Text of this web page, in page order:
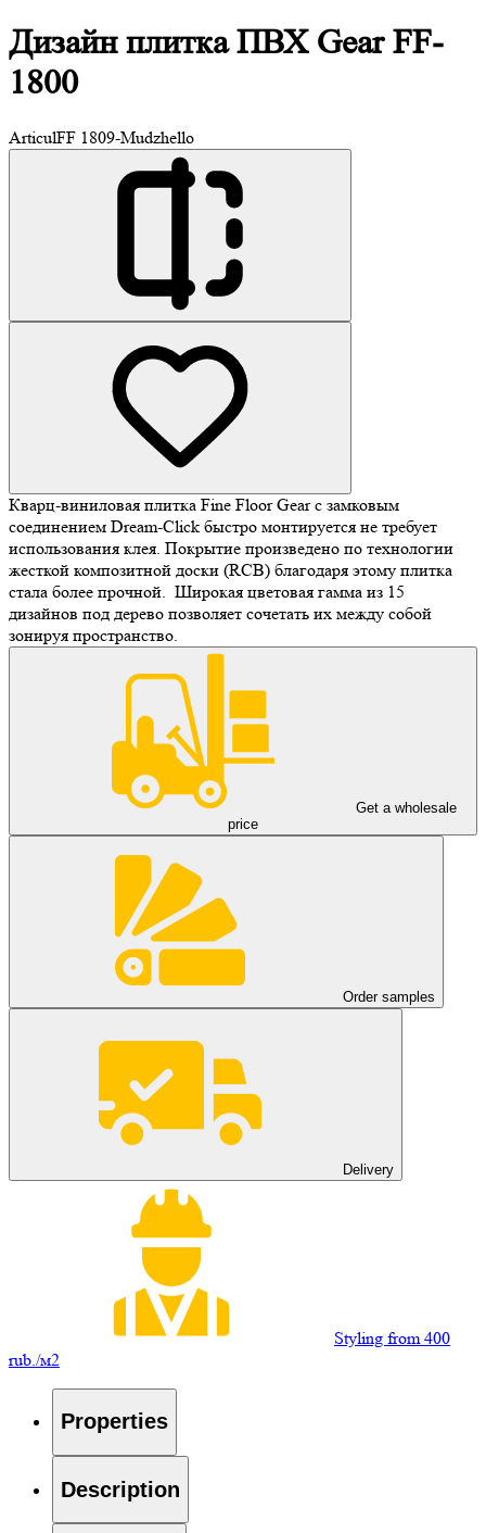
Дизайн плиткаПВХ Gear FF-
1800
ArticulFF 1809-Mudzhello
Кварц-виниловая плитка Fine Floor Gear с замковым
соединением Dream-Click быстро монтируется не требует
использования клея. Покрытие произведено по технологии
жесткой композитной доски (RCB) благодаря этому плитка
стала более прочной. Широкая цветовая гамма из 15
дизайнов под дерево позволяет сочетать их между собой
зонируя пространство.
Get a wholesale
price
Order samples
Delivery
Styling from 400
rub./м2
Properties
Description